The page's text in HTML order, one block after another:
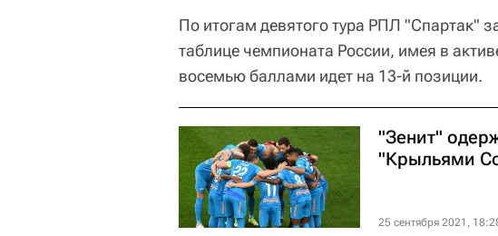
По итогам девятого тура РПЛ "Спартак"
таблице чемпионата России, имея в
восемью баллами идет на 13-й позиции.
"Зенит"
"Крыльями
25 сентября 2021,